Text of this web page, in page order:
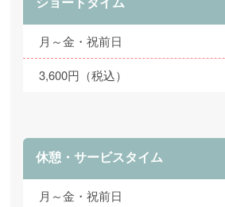
月～金・祝前日
3,600円（税込）
休憩・サービスタイム
月～金・祝前日